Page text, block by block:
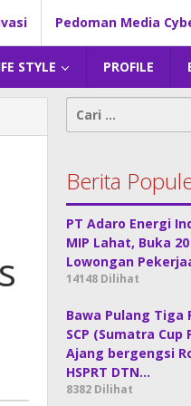
Pedoman Media
STYLE PROFILE
Cari
untuk:
Berita
PT Adaro Energi
MIP Lahat, Buka 20
Lowongan
14148 Dilihat
Bawa Pulang Tiga
SCP (Sumatra Cup
Ajang bergengsi
HSPRT DTN…
8382 Dilihat